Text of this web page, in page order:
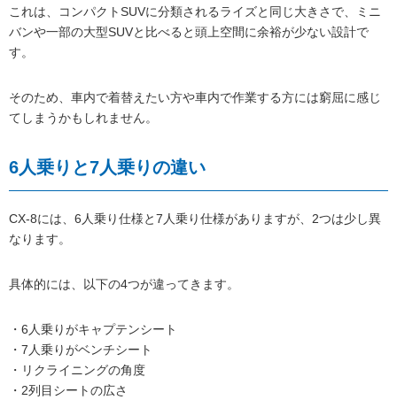
これは、コンパクトSUVに分類されるライズと同じ大きさで、ミニ
バンや一部の大型SUVと比べると頭上空間に余裕が少ない設計で
す。
そのため、車内で着替えたい方や車内で作業する方には窮屈に感じ
てしまうかもしれません。
6人乗りと7人乗りの違い
CX-8には、6人乗り仕様と7人乗り仕様がありますが、2つは少し異
なります。
具体的には、以下の4つが違ってきます。
・6人乗りがキャプテンシート
・7人乗りがベンチシート
・リクライニングの角度
・2列目シートの広さ